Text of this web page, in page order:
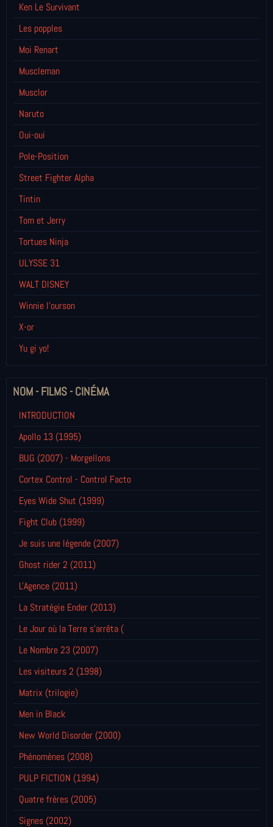
Ken Le Survivant
Les popples
Moi Renart
Muscleman
Musclor
Naruto
Oui-oui
Pole-Position
Street Fighter Alpha
Tintin
Tom et Jerry
Tortues Ninja
ULYSSE 31
WALT DISNEY
Winnie l’ourson
X-or
Yu gi yo!
NOM - FILMS - CINÉMA
INTRODUCTION
Apollo 13 (1995)
BUG (2007) - Morgellons
Cortex Control - Control Facto
Eyes Wide Shut (1999)
Fight Club (1999)
Je suis une légende (2007)
Ghost rider 2 (2011)
L'Agence (2011)
La Stratégie Ender (2013)
Le Jour où la Terre s'arrêta (
Le Nombre 23 (2007)
Les visiteurs 2 (1998)
Matrix (trilogie)
Men in Black
New World Disorder (2000)
Phénomènes (2008)
PULP FICTION (1994)
Quatre frères (2005)
Signes (2002)